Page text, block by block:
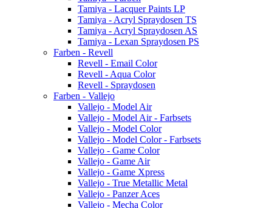
Tamiya - Lacquer Paints LP
Tamiya - Acryl Spraydosen TS
Tamiya - Acryl Spraydosen AS
Tamiya - Lexan Spraydosen PS
Farben - Revell
Revell - Email Color
Revell - Aqua Color
Revell - Spraydosen
Farben - Vallejo
Vallejo - Model Air
Vallejo - Model Air - Farbsets
Vallejo - Model Color
Vallejo - Model Color - Farbsets
Vallejo - Game Color
Vallejo - Game Air
Vallejo - Game Xpress
Vallejo - True Metallic Metal
Vallejo - Panzer Aces
Vallejo - Mecha Color